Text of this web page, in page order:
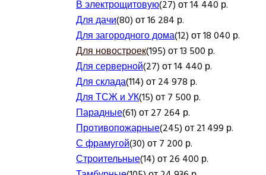
В электрощитовую(27) от 14 440 р.
Для дачи(80) от 16 284 р.
Для загородного дома(12) от 18 040 р.
Для новостроек(195) от 13 500 р.
Для серверной(27) от 14 440 р.
Для склада(114) от 24 978 р.
Для ТСЖ и УК(15) от 7 500 р.
Парадные(61) от 27 264 р.
Противопожарные(245) от 21 499 р.
С фрамугой(30) от 7 200 р.
Строительные(14) от 26 400 р.